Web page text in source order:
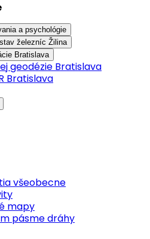
a psychológie
železníc Žilina
Bratislava
geodézie Bratislava
Bratislava
všeobecne
mapy
pásme dráhy